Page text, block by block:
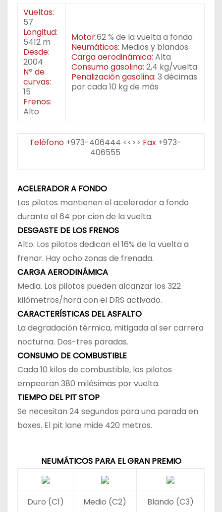
Vueltas:
57
Longitud:
5412 m
Desde:
2004
Nº de
curvas:
15
Frenos:
Alto
Motor:62 % de la vuelta a fondo
Neumáticos: Medios y blandos
Carga aerodinámica: Alta
Consumo gasolina: 2,4 kg/vuelta
Penalización gasolina: 3 décimas
por cada 10 kg de más
Teléfono +973-406444 <<>> Fax +973-
406555
ACELERADOR A FONDO
Los pilotos mantienen el acelerador a fondo
durante el 64 por cien de la vuelta.
DESGASTE DE LOS FRENOS
Alto. Los pilotos dedican el 16% de la vuelta a
frenar. Hay ocho zonas de frenada.
CARGA AERODINÁMICA
Media. Los pilotos pueden alcanzar los 322
kilómetros/hora con el DRS activado.
CARACTERÍSTICAS DEL ASFALTO
La degradación térmica, mitigada al ser carrera
nocturna. Dos-tres paradas.
CONSUMO DE COMBUSTIBLE
Cada 10 kilos de combustible, los pilotos
empeoran 380 milésimas por vuelta.
TIEMPO DEL PIT STOP
Se necesitan 24 segundos para una parada en
boxes. El pit lane mide 420 metros.
NEUMÁTICOS PARA EL GRAN PREMIO
Duro (C1) Medio (C2) Blando (C3)